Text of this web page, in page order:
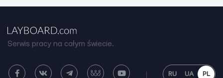
Serwis pracy na całym świecie.
RU UA PL